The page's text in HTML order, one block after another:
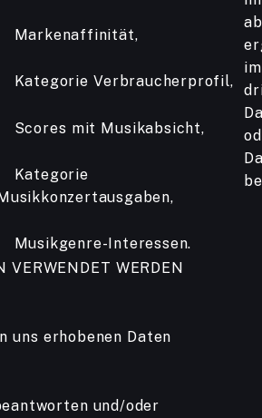
Markenaffinität,
Kategorie Verbraucherprofil,
Scores mit Musikabsicht,
Kategorie
Musikgenre-Interessen.
VERWENDET WERDEN
uns erhobenen Daten
und/oder